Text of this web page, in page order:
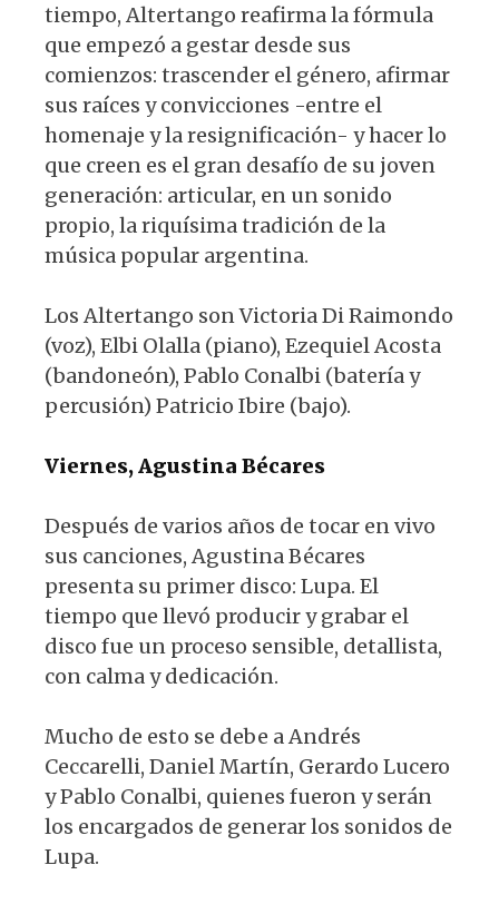
tiempo, Altertango reafirma la fórmula
que empezó a gestar desde sus
comienzos: trascender el género, afirmar
sus raíces y convicciones -entre el
homenaje y la resignificación- y hacer lo
que creen es el gran desafío de su joven
generación: articular, en un sonido
propio, la riquísima tradición de la
música popular argentina.
Los Altertango son Victoria Di Raimondo
(voz), Elbi Olalla (piano), Ezequiel Acosta
(bandoneón), Pablo Conalbi (batería y
percusión) Patricio Ibire (bajo).
Viernes, Agustina Bécares
Después de varios años de tocar en vivo
sus canciones, Agustina Bécares
presenta su primer disco: Lupa. El
tiempo que llevó producir y grabar el
disco fue un proceso sensible, detallista,
con calma y dedicación.
Mucho de esto se debe a Andrés
Ceccarelli, Daniel Martín, Gerardo Lucero
y Pablo Conalbi, quienes fueron y serán
los encargados de generar los sonidos de
Lupa.